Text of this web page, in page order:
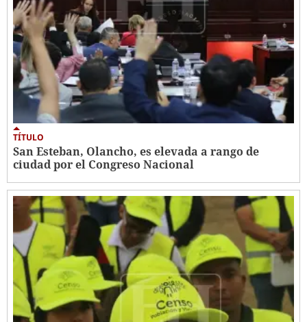
TÍTULO
San Esteban, Olancho, es elevada a rango de
ciudad por el Congreso Nacional